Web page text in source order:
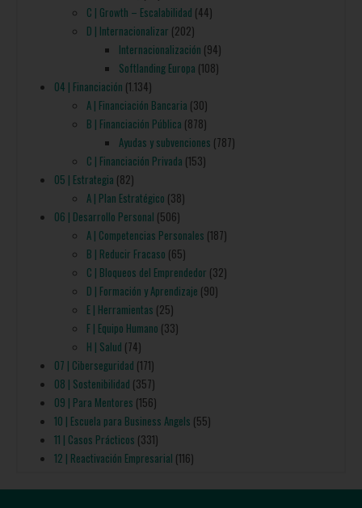
D | Internacionalizar(202)
Internacionalización
Softlanding Europa(108)
04 | Financiación(1.134)
A | Financiación Bancaria
B | Financiación Pública(878)
Ayudas y subvenciones
C | Financiación Privada(153)
05 | Estrategia(82)
A | Plan Estratégico
06 | Desarrollo Personal(506)
A | Competencias Personales
B | Reducir Fracaso(65)
C | Bloqueos del Emprendedor
D | Formación y Aprendizaje(90)
E | Herramientas(25)
F | Equipo Humano(33)
H | Salud(74)
07 | Ciberseguridad(171)
08 | Sostenibilidad(357)
09 | Para Mentores (156)
10 | Escuela para Business Angels
11 | Casos Prácticos(331)
12 | Reactivación Empresarial